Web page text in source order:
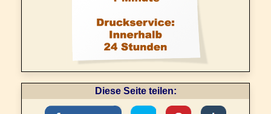
Diese Seite teilen: